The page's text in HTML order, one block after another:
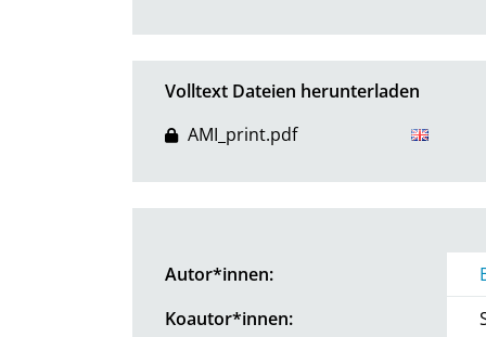
Volltext Dateien herunterladen
AMI_print.pdf
Autor*innen:
Koautor*innen: